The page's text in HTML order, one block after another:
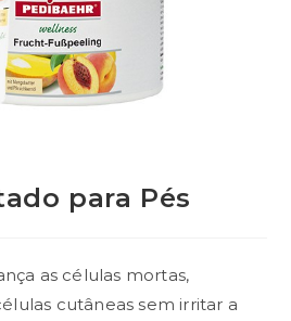
para Pés
as células mortas,
cutâneas sem irritar a